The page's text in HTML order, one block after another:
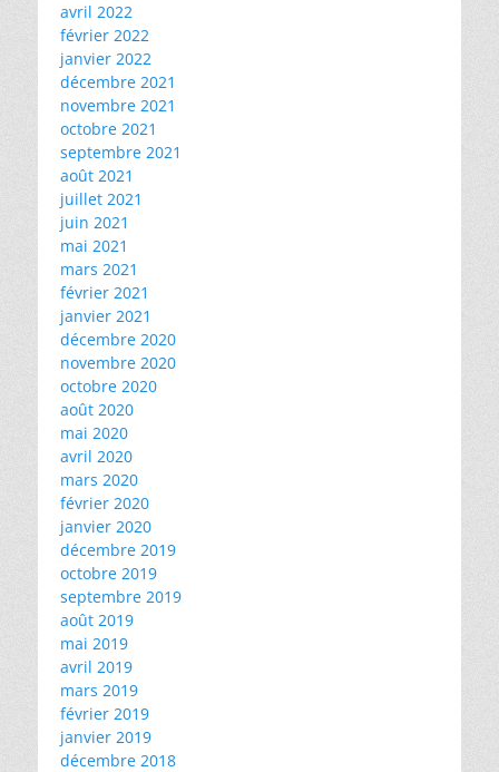
avril 2022
février 2022
janvier 2022
décembre 2021
novembre 2021
octobre 2021
septembre 2021
août 2021
juillet 2021
juin 2021
mai 2021
mars 2021
février 2021
janvier 2021
décembre 2020
novembre 2020
octobre 2020
août 2020
mai 2020
avril 2020
mars 2020
février 2020
janvier 2020
décembre 2019
octobre 2019
septembre 2019
août 2019
mai 2019
avril 2019
mars 2019
février 2019
janvier 2019
décembre 2018